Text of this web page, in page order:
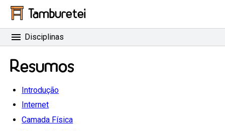
Tamburetei
Disciplinas
Resumos
Introdução
Internet
Camada Física